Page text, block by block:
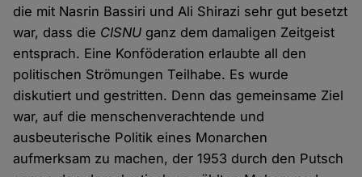
die mit Nasrin Bassiri und Ali Shirazi sehr gut besetzt
war, dass die CISNU ganz dem damaligen Zeitgeist
entsprach. Eine Konföderation erlaubte all den
politischen Strömungen Teilhabe. Es wurde
diskutiert und gestritten. Denn das gemeinsame Ziel
war, auf die menschenverachtende und
ausbeuterische Politik eines Monarchen
aufmerksam zu machen, der 1953 durch den Putsch